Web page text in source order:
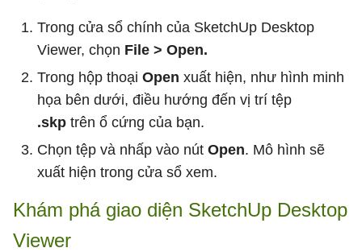
Trong cửa sổ chính của SketchUp Desktop
Viewer, chọn File > Open.
Trong hộp thoại Open xuất hiện, như hình minh
họa bên dưới, điều hướng đến vị trí tệp
.skp trên ổ cứng của bạn.
Chọn tệp và nhấp vào nút Open. Mô hình sẽ
xuất hiện trong cửa sổ xem.
Khám phá giao diện SketchUp Desktop
Viewer